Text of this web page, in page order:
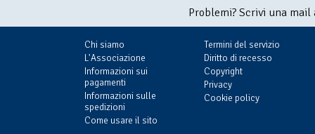
Problemi? Scrivi una
Chi siamo
L'Associazione
Informazioni sui
pagamenti
Informazioni sulle
spedizioni
Come usare il sito
Termini del servizio
Diritto di recesso
Copyright
Privacy
Cookie policy